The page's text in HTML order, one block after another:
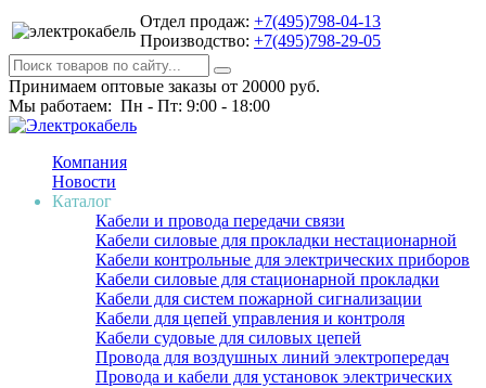
Отдел продаж: +7(495)798-04-13
Производство: +7(495)798-29-05
Принимаем оптовые заказы от 20000 руб.
Мы работаем: Пн - Пт: 9:00 - 18:00
Компания
Новости
Каталог
Кабели и провода передачи связи
Кабели силовые для прокладки нестационарной
Кабели контрольные для электрических приборов
Кабели силовые для стационарной прокладки
Кабели для систем пожарной сигнализации
Кабели для цепей управления и контроля
Кабели судовые для силовых цепей
Провода для воздушных линий электропередач
Провода и кабели для установок электрических